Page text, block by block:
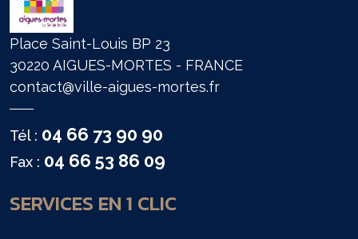
Place Saint-Louis BP 23
30220 AIGUES-MORTES - FRANCE
contact@ville-aigues-mortes.fr
Tél : 04 66 73 90 90
Fax : 04 66 53 86 09
SERVICES EN 1 CLIC